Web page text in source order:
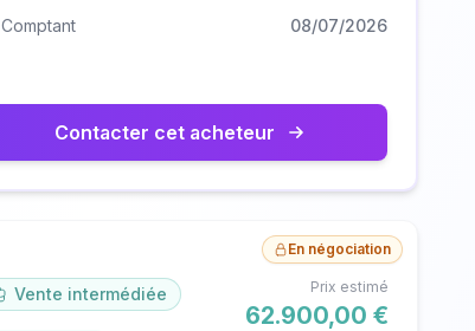
Comptant 08/07/2026
Contacter cet acheteur
En négociation
Vente intermédiée Prix estimé
62.900,00 €